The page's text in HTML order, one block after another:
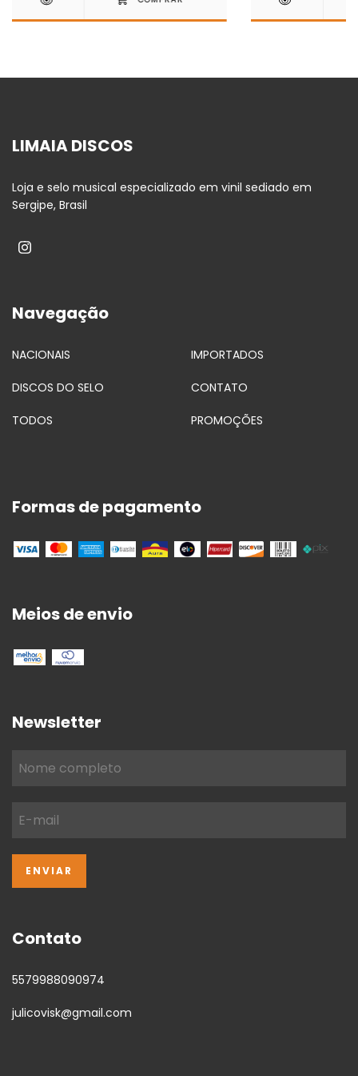
LIMAIA DISCOS
Loja e selo musical especializado em vinil sediado em
Sergipe, Brasil
Navegação
NACIONAIS IMPORTADOS
DISCOS DO SELO CONTATO
TODOS PROMOÇÕES
Formas de pagamento
Meios de envio
Newsletter
Contato
5579988090974
julicovisk@gmail.com